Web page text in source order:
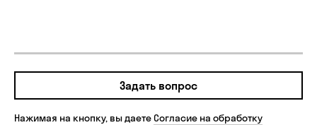
Задать вопрос
Нажимая на кнопку, вы даетеСогласие на обработку